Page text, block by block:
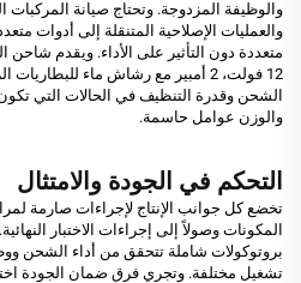
والوظيفة المزدوجة. وتحتاج صيانة المركبات
والعمليات الإصلاحية المتنقلة إلى أدوات
12 فولت، 2 أمبير مع رشاش ماء
الشحن وقدرة التنظيف في الحالات التي
والوزن عوامل حاسمة.
التحكم في الجودة والامتثال
تخضع كل جوانب الإنتاج لإجراءات صارمة
المكونات وصولاً إلى إجراءات الاختبار
بروتوكولات شاملة تتحقق من أداء الشحن
تشغيل مختلفة. وتجري فرق ضمان الجودة